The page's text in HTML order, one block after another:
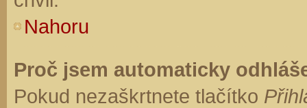
Nahoru
Proč jsem automaticky
Pokud nezaškrtnete tlačítko